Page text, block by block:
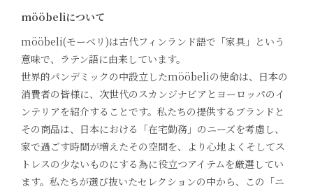
mööbeliについて
mööbeli(モーベリ)は古代フィンランド語で「家具」という
意味で、ラテン語に由来しています。
世界的パンデミックの中設立したmööbeliの使命は、日本の
消費者の皆様に、次世代のスカンジナビアとヨーロッパのイ
ンテリアを紹介することです。私たちの提供するブランドと
その商品は、日本における「在宅勤務」のニーズを考慮し、
家で過ごす時間が増えたその空間を、より心地よくそしてス
トレスの少ないものにする為に役立つアイテムを厳選してい
ます。私たちが選び抜いたセレクションの中から、この「ニ